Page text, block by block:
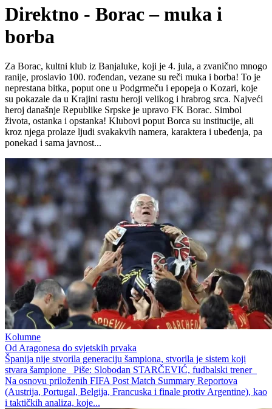
Direktno - Borac – muka i
borba
Za Borac, kultni klub iz Banjaluke, koji je 4. jula, a zvanično mnogo
ranije, proslavio 100. rođendan, vezane su reči muka i borba! To je
neprestana bitka, poput one u Podgrmeču i epopeja o Kozari, koje
su pokazale da u Krajini rastu heroji velikog i hrabrog srca. Najveći
heroj današnje Republike Srpske je upravo FK Borac. Simbol
života, ostanka i opstanka! Klubovi poput Borca su institucije, ali
kroz njega prolaze ljudi svakakvih namera, karaktera i ubeđenja, pa
ponekad i sama javnost...
Kolumne
Od Aragonesa do svjetskih prvaka
Španija nije stvorila generaciju šampiona, stvorila je sistem koji
stvara šampione Piše: Slobodan STARČEVIĆ, fudbalski trener
Na osnovu priloženih FIFA Post Match Summary Reportova
(Austrija, Portugal, Belgija, Francuska i finale protiv Argentine), kao
i taktičkih analiza, koje...